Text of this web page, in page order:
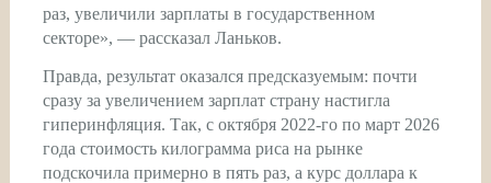
раз, увеличили зарплаты в государственном
секторе», — рассказал Ланьков.
Правда, результат оказался предсказуемым: почти
сразу за увеличением зарплат страну настигла
гиперинфляция. Так, с октября 2022-го по март 2026
года стоимость килограмма риса на рынке
подскочила примерно в пять раз, а курс доллара к